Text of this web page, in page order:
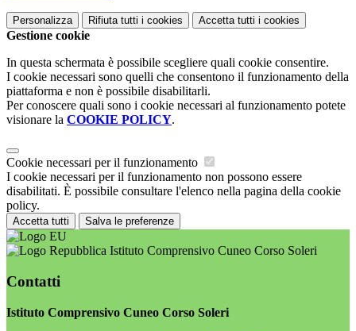
Personalizza Rifiuta tutti i cookies Accetta tutti i cookies
Gestione cookie
In questa schermata è possibile scegliere quali cookie consentire.
I cookie necessari sono quelli che consentono il funzionamento della
piattaforma e non è possibile disabilitarli.
Per conoscere quali sono i cookie necessari al funzionamento potete
visionare la COOKIE POLICY.
Cookie necessari per il funzionamento
I cookie necessari per il funzionamento non possono essere
disabilitati. È possibile consultare l'elenco nella pagina della cookie
policy.
Accetta tutti Salva le preferenze
Istituto Comprensivo Cuneo Corso Soleri
Contatti
Istituto Comprensivo Cuneo Corso Soleri